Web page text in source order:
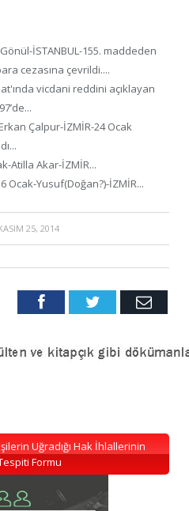
İSTANBUL-155. maddeden
cezasına çevrildi....
vicdani reddini açıklayan
Çalpur-İZMİR-24 Ocak
Atilla Akar-İZMİR...
Ocak-Yusuf(Doğan?)-İZMİR...
25, 2014
FacebookTwitter Email
Uğradığı Hak İhlallerinin
Formu